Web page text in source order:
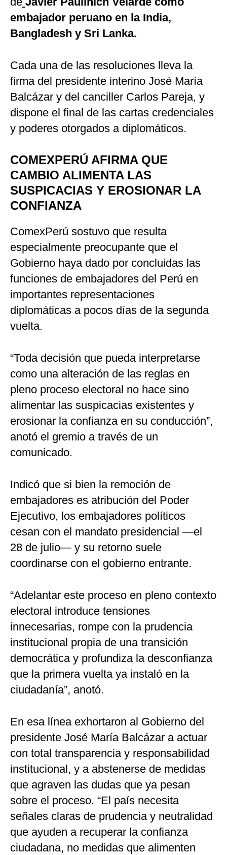
embajador peruano en la India,
Bangladesh y Sri Lanka.
Cada una de las resoluciones lleva la
firma del presidente interino José María
Balcázar y del canciller Carlos Pareja, y
dispone el final de las cartas credenciales
y poderes otorgados a diplomáticos.
COMEXPERÚ AFIRMA QUE
CAMBIO ALIMENTA LAS
SUSPICACIAS Y EROSIONAR LA
CONFIANZA
ComexPerú sostuvo que resulta
especialmente preocupante que el
Gobierno haya dado por concluidas las
funciones de embajadores del Perú en
importantes representaciones
diplomáticas a pocos días de la segunda
vuelta.
“Toda decisión que pueda interpretarse
como una alteración de las reglas en
pleno proceso electoral no hace sino
alimentar las suspicacias existentes y
erosionar la confianza en su conducción”,
anotó el gremio a través de un
comunicado.
Indicó que si bien la remoción de
embajadores es atribución del Poder
Ejecutivo, los embajadores políticos
cesan con el mandato presidencial —el
28 de julio— y su retorno suele
coordinarse con el gobierno entrante.
“Adelantar este proceso en pleno contexto
electoral introduce tensiones
innecesarias, rompe con la prudencia
institucional propia de una transición
democrática y profundiza la desconfianza
que la primera vuelta ya instaló en la
ciudadanía”, anotó.
En esa línea exhortaron al Gobierno del
presidente José María Balcázar a actuar
con total transparencia y responsabilidad
institucional, y a abstenerse de medidas
que agraven las dudas que ya pesan
sobre el proceso. “El país necesita
señales claras de prudencia y neutralidad
que ayuden a recuperar la confianza
ciudadana, no medidas que alimenten